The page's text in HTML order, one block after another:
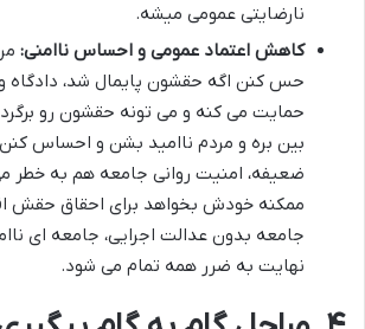
نارضایتی عمومی میشه.
کاهش اعتماد عمومی و احساس ناامنی:
حس کنن اگه حقشون پایمال شد، دادگاه
حمایت می کنه و می تونه حقشون رو
بین بره و مردم ناامید بشن و احساس
ضعیفه، امنیت روانی جامعه هم به خطر
ممکنه خودش بخواهد برای احقاق حقش
جامعه بدون عدالت اجرایی، جامعه ای
نهایت به ضرر همه تمام می شود.